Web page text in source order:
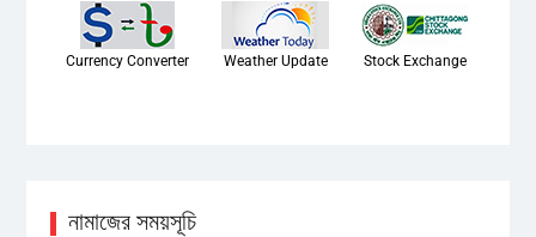
Currency Converter Weather Update Stock Exchange
নামাজের সময়সূচি